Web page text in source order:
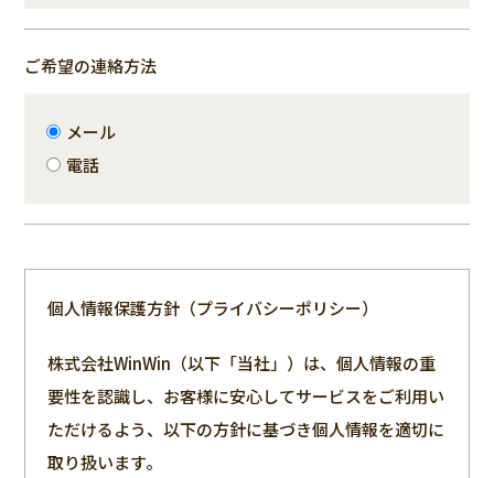
ご希望の連絡方法
メール
電話
個人情報保護方針（プライバシーポリシー）
株式会社WinWin（以下「当社」）は、個人情報の重
要性を認識し、お客様に安心してサービスをご利用い
ただけるよう、以下の方針に基づき個人情報を適切に
取り扱います。